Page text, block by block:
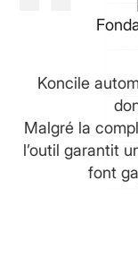
Koncile
Malgré la
l’outil garantit
font